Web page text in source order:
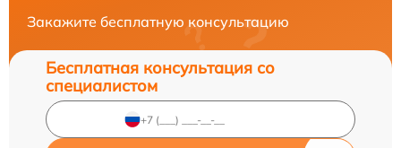
Закажите бесплатную консультацию
Бесплатная консультация со
специалистом